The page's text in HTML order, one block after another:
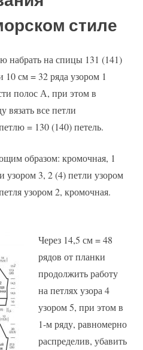
стиле
набрать на спицы 131 (141)
10 см = 32 ряда узором 1
полос А, при этом в
вязать все петли
= 130 (140) петель.
образом: кромочная, 1
узором 3, 2 (4) петли узором
узором 2, кромочная.
Через 14,5 см = 48
рядов от планки
продолжить работу
на петлях узора 4
узором 5, при этом в
1-м ряду, равномерно
распределив, убавить